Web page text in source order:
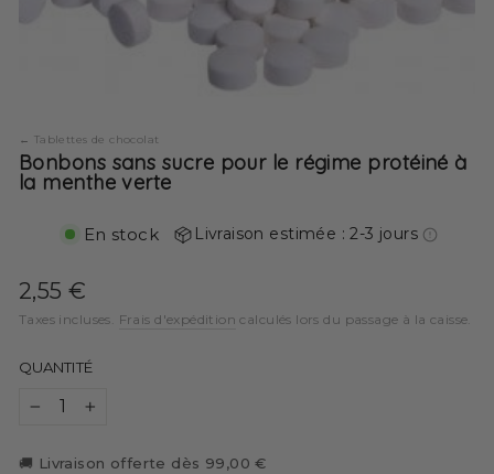
Tablettes de chocolat
Bonbons sans sucre pour le régime protéiné à
la menthe verte
En stock Livraison estimée : 2-3 jours
Prix
régulier
2,55 €
Taxes incluses. Frais d'expédition calculés lors du passage à la caisse.
QUANTITÉ
🚚 Livraison offerte dès 99,00 €